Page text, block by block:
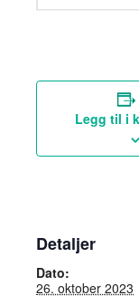
Legg til i
Detaljer
Dato:
26. oktober 2023